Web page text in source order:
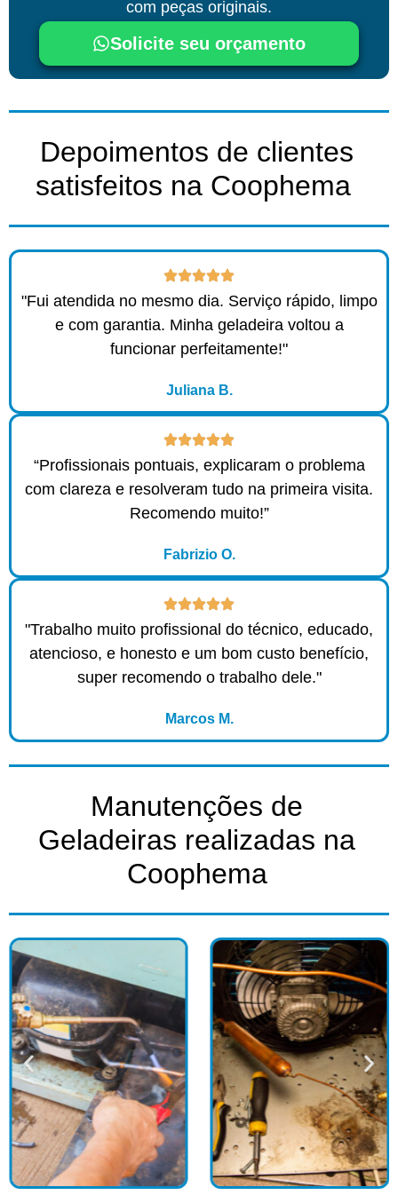
com peças originais.
Solicite seu orçamento
Depoimentos de clientes
satisfeitos na Coophema ​
"Fui atendida no mesmo dia. Serviço rápido, limpo
e com garantia. Minha geladeira voltou a
funcionar perfeitamente!"
Juliana B.
“Profissionais pontuais, explicaram o problema
com clareza e resolveram tudo na primeira visita.
Recomendo muito!”
Fabrizio O.
"Trabalho muito profissional do técnico, educado,
atencioso, e honesto e um bom custo benefício,
super recomendo o trabalho dele."
Marcos M.
Manutenções de
Geladeiras realizadas na
Coophema​